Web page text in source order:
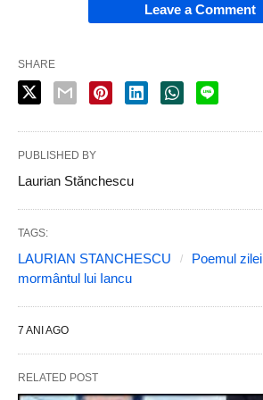
Leave a Comment
SHARE
PUBLISHED BY
Laurian Stănchescu
TAGS:
LAURIAN STANCHESCU Poemul zilei
mormântul lui Iancu
7 ANI AGO
RELATED POST